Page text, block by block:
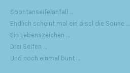
Spontanseifelanfall …
Endlich scheint mal ein bissl die Sonne …
Ein Lebenszeichen …
Drei Seifen …
Und noch einmal bunt …